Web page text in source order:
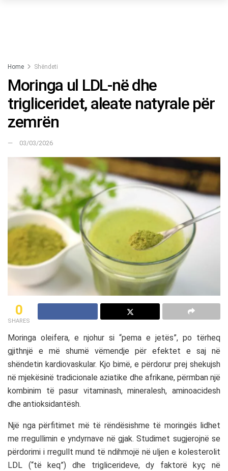
Home Shëndeti
Moringa ul LDL-në dhe
trigliceridet, aleate natyrale për
zemrën
03/03/2026
0
SHARES
Moringa oleifera, e njohur si “pema e jetës”, po tërheq
gjithnjë e më shumë vëmendje për efektet e saj në
shëndetin kardiovaskular. Kjo bimë, e përdorur prej shekujsh
në mjekësinë tradicionale aziatike dhe afrikane, përmban një
kombinim të pasur vitaminash, mineralesh, aminoacidesh
dhe antioksidantësh.
Një nga përfitimet më të rëndësishme të moringës lidhet
me rregullimin e yndyrnave në gjak. Studimet sugjerojnë se
përdorimi i rregullt mund të ndihmojë në uljen e kolesterolit
LDL (“të keq”) dhe triglicerideve, dy faktorë kyç në